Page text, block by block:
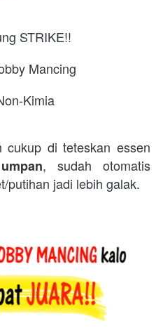
STRIKE!!
Mancing
Kimia
cukup di teteskan essen
, sudah otomatis
putihan jadi lebih galak.